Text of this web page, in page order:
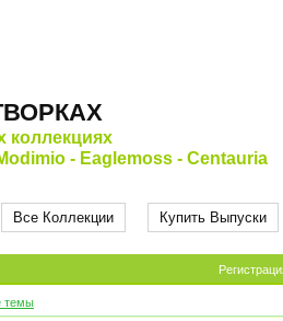
- Eaglemoss - Centauria
Все Коллекции Купить Выпуски
темы